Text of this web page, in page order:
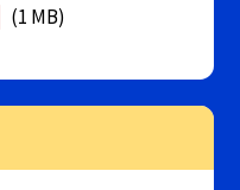
(1 MB)